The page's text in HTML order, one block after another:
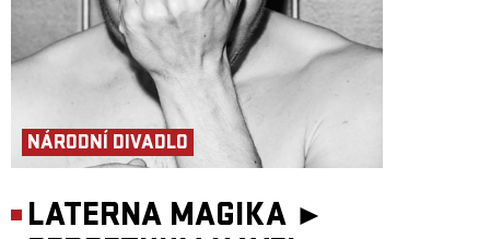
NÁRODNÍ DIVADLO
LATERNA MAGIKA ►